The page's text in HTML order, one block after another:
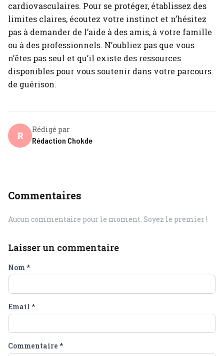
cardiovasculaires. Pour se protéger, établissez des
limites claires, écoutez votre instinct et n’hésitez
pas à demander de l’aide à des amis, à votre famille
ou à des professionnels. N’oubliez pas que vous
n’êtes pas seul et qu’il existe des ressources
disponibles pour vous soutenir dans votre parcours
de guérison.
R
Rédigé par
Rédaction Chokde
Commentaires
Aucun commentaire pour le moment. Soyez le premier !
Laisser un commentaire
Nom*
Email *
Commentaire *